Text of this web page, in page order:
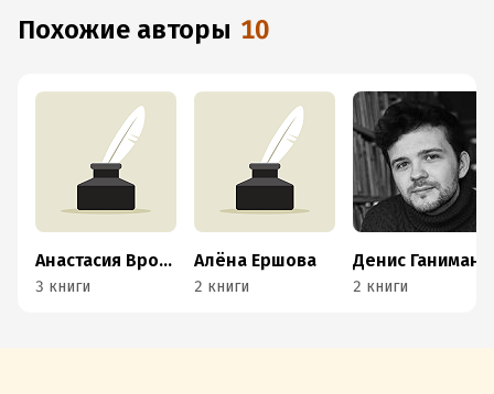
Похожие авторы 10
Анастасия Вронская
3 книги
Алёна Ершова
2 книги
Денис Ганиман
2 книги